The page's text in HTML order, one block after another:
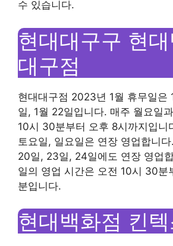
수 있습니다.
현대대구구 현
대구점
현대대구점 2023년 1월 휴무일은
일, 1월 22일입니다. 매주 월요일
10시 30분부터 오후 8시까지입니
토요일, 일요일은 연장 영업합니
20일, 23일, 24일에도 연장 영업
일의 영업 시간은 오전 10시 30분
분입니다.
현대백화점 킨텍